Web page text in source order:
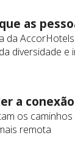
as
da
diversidade
a
os
remota